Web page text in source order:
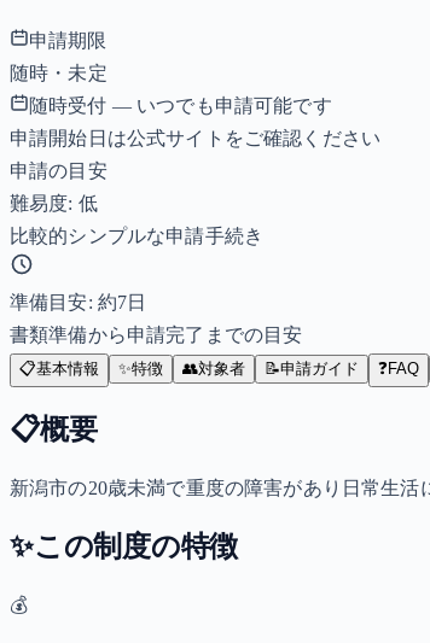
申請期限
随時・未定
随時受付 — いつでも申請可能です
申請開始日は公式サイトをご確認ください
申請の目安
難易度: 低
比較的シンプルな申請手続き
準備目安: 約7日
書類準備から申請完了までの目安
📋基本情報 ✨特徴 👥対象者 📝申請ガイド ❓FAQ
📋概要
新潟市の20歳未満で重度の障害があり日常生活
✨この制度の特徴
💰